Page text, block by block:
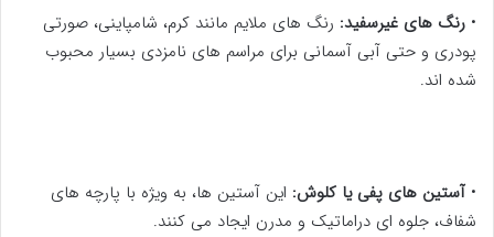
• رنگ های غیرسفید: رنگ های ملایم مانند کرم، شامپاینی، صورتی
پودری و حتی آبی آسمانی برای مراسم های نامزدی بسیار محبوب
شده اند.
•آستین های پفی یا کلوش: این آستین ها، به ویژه با پارچه های
شفاف، جلوه ای دراماتیک و مدرن ایجاد می کنند.